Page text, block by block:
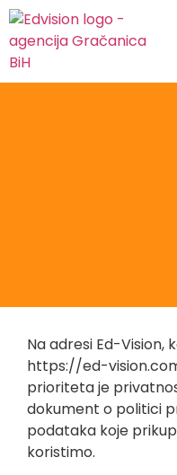
Na adresi Ed-Vision,
https://ed-
prioriteta je
dokument o politici
podataka koje
koristimo.